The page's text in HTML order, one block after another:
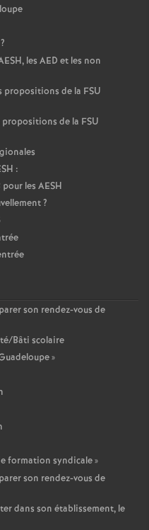
?
les AED et les non
propositions de la FSU
de la FSU
:
les AESH
?
son rendez-vous de
Bâti scolaire
»
formation syndicale»
son rendez-vous de
dans son établissement, le